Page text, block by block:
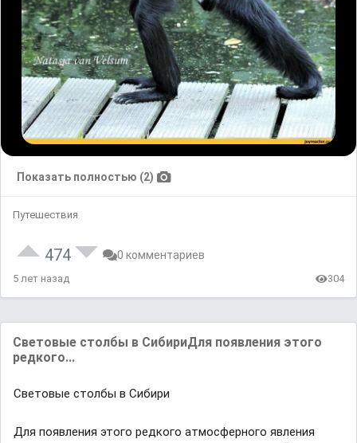
Показать полностью (2)
Путешествия
474 0 комментариев
5 лет назад 304
Световые столбы в СибириДля появления этого
редкого...
Световые столбы в Сибири
Для появления этого редкого aтмосферного явления